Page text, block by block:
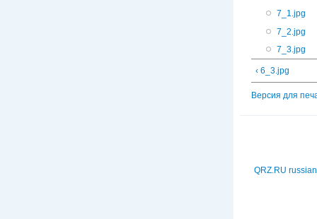
7_1.jpg
7_2.jpg
7_3.jpg
‹ 6_3.jpg
Версия для
QRZ.RU